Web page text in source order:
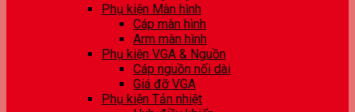
Phụ kiện Màn hình
Cáp màn hình
Arm màn hình
Phụ kiện VGA & Nguồn
Cáp nguồn nối dài
Giá đỡ VGA
Phụ kiện Tản nhiệt